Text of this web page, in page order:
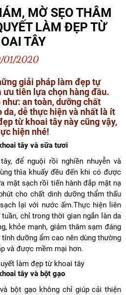
MỜ SẸO THÂM
LÀM ĐẸP TỪ
TÂY
01/2020
giải pháp làm đẹp tự
tiên lựa chọn hàng đầu.
an toàn, dưỡng chất
dễ thực hiện và nhất là ít
từ khoai tây này cũng vậy,
hiện nhé!
tây và sữa tươi
để nguội rồi nghiền nhuyễn và
thìa khuấy đều đến khi có được
mặt sạch rồi tiến hành đắp mặt nạ
cho chất dinh dưỡng thẩm thấu
lại với nước ấm.Thực hiện liên
chỉ trong thời gian ngắn làn da
khỏe mạnh, giảm thâm sạm đáng
dưỡng ẩm cao nên dùng thường
và được mềm mại hơn.
tây và bột gạo
bột gạo không chỉ giúp cải thiện